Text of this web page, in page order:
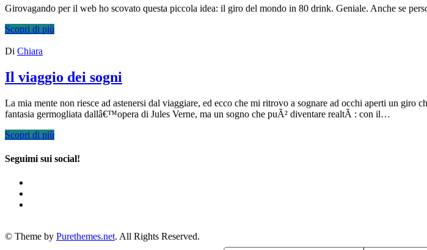
Girovagando per il web ho scovato questa piccola idea: il giro del mondo in 80 drink. Geniale. Anche se
Scopri di più
Di Chiara
Il viaggio dei sogni
La mia mente non riesce ad astenersi dal viaggiare, ed ecco che mi ritrovo a sognare ad occhi aperti un
fantasia germogliata dallâ€™opera di Jules Verne, ma un sogno che puÃ² diventare realtÃ : con il…
Scopri di più
Seguimi sui social!
© Theme by Purethemes.net. All Rights Reserved.